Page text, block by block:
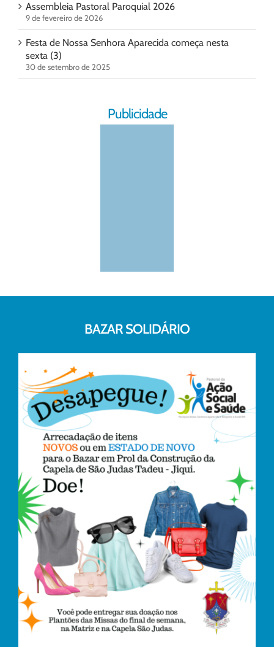
Assembleia Pastoral Paroquial 2026
9 de fevereiro de 2026
Festa de Nossa Senhora Aparecida começa nesta
sexta (3)
30 de setembro de 2025
Publicidade
BAZAR SOLIDÁRIO